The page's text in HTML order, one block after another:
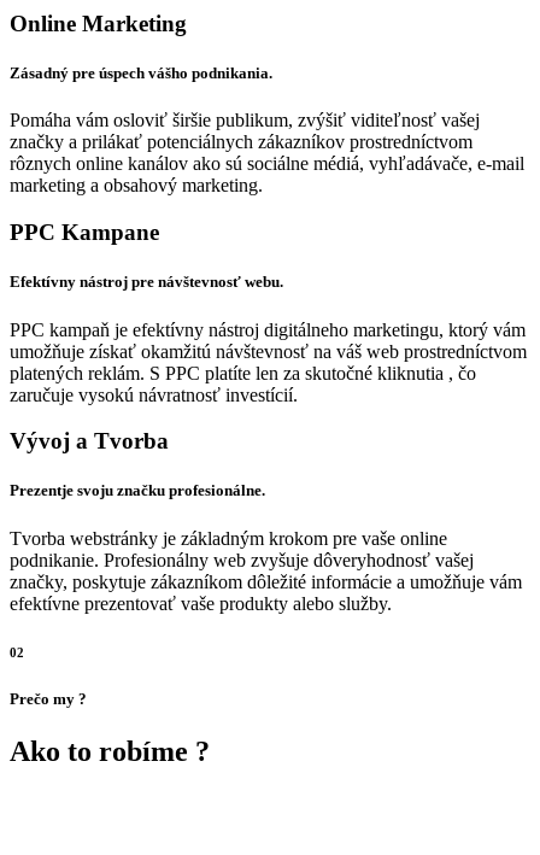
Online Marketing
Zásadný pre úspech vášho podnikania.
Pomáha vám osloviť širšie publikum, zvýšiť viditeľnosť vašej
značky a prilákať potenciálnych zákazníkov prostredníctvom
rôznych online kanálov ako sú sociálne médiá, vyhľadávače, e-mail
marketing a obsahový marketing.
PPC Kampane
Efektívny nástroj pre návštevnosť webu.
PPC kampaň je efektívny nástroj digitálneho marketingu, ktorý vám
umožňuje získať okamžitú návštevnosť na váš web prostredníctvom
platených reklám. S PPC platíte len za skutočné kliknutia , čo
zaručuje vysokú návratnosť investícií.
Vývoj a Tvorba
Prezentje svoju značku profesionálne.
Tvorba webstránky je základným krokom pre vaše online
podnikanie. Profesionálny web zvyšuje dôveryhodnosť vašej
značky, poskytuje zákazníkom dôležité informácie a umožňuje vám
efektívne prezentovať vaše produkty alebo služby.
02
Prečo my ?
Ako to robíme ?